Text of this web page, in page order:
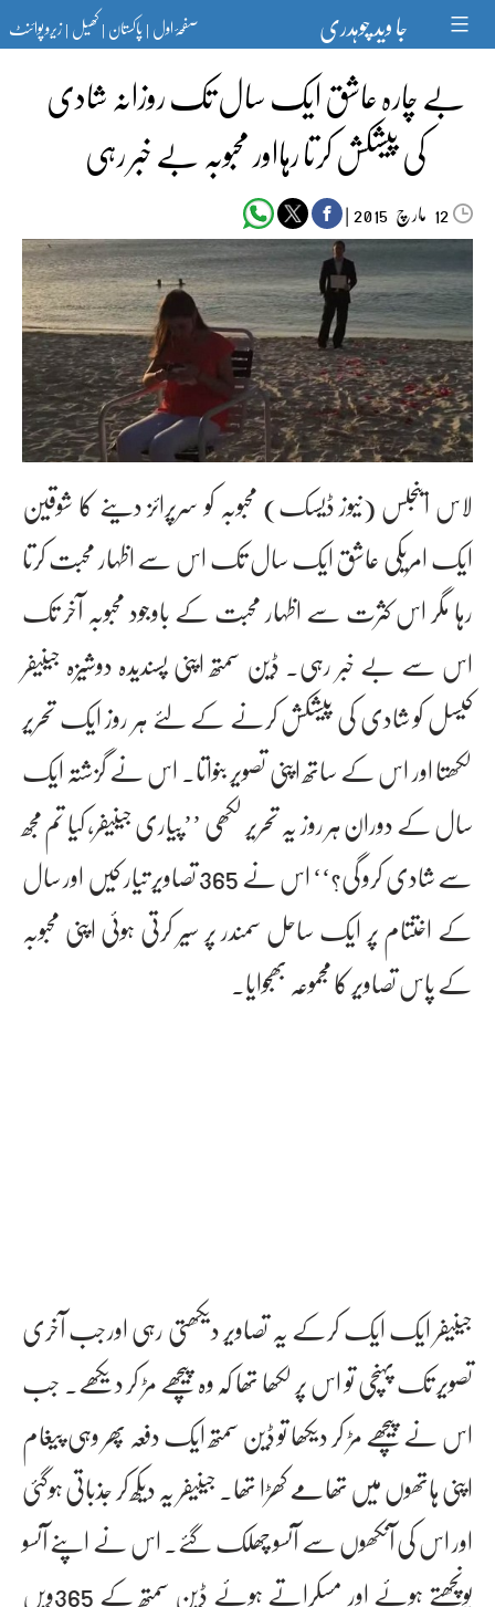
content جا وید چوہدری صفحۂ اول|پاکستان|کھیل|زیرو پوائنٹ
بے چارہ عاشق ایک سال تک روزانہ شادی
کی پیشکش کرتا رہااور محبوبہ بے خبر رہی
12 مارچ‬‮ |
لاس اینجلس (نیوز ڈیسک) محبوبہ کو سرپرائز دینے کا شوقین
ایک امریکی عاشق ایک سال تک اس سے اظہار محبت کرتا
رہا مگر اس کثرت سے اظہار محبت کے باوجود محبوبہ آخر تک
اس سے بے خبر رہی۔ ڈین سمتھ اپنی پسندیدہ دوشیزہ جینیفر
کیسل کو شادی کی پیشکش کرنے کے لئے ہر روز ایک تحریر
لکھتا اور اس کے ساتھ اپنی تصویر بنواتا۔ اس نے گزشتہ ایک
سال کے دوران ہر روز یہ تحریر لکھی ’’پیاری جینیفر، کیا تم مجھ
سے شادی کرو گی؟‘‘ اس نے 365 تصاویر تیار کیں اور سال
کے اختتام پر ایک ساحل سمندر پر سیر کرتی ہوئی اپنی محبوبہ
کے پاس تصاویر کا مجموعہ بھجوایا۔
جینیفر ایک ایک کرکے یہ تصاویر دیکھتی رہی اورجب آخری
تصویر تک پہنچی تو اس پر لکھا تھا کہ وہ پیچھے مڑ کر دیکھے۔ جب
اس نے پیچھے مڑ کر دیکھا تو ڈین سمتھ ایک دفعہ پھر وہی پیغام
اپنی ہاتھوں میں تھامے کھڑا تھا۔ جینیفر یہ دیکھ کر جذباتی ہوگئی
اور اس کی آنکھوں سے آنسو چھلک گئے۔ اس نے اپنے آنسو